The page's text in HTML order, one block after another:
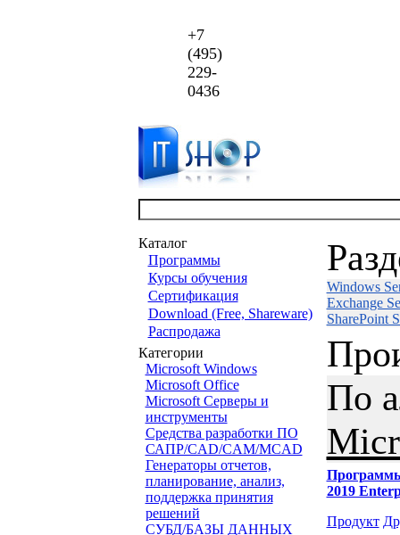
+7
(495)
229-
0436
Каталог
Программы
Курсы обучения
Сертификация
Download (Free, Shareware)
Распродажа
Категории
Microsoft Windows
Microsoft Office
Microsoft Серверы и
инструменты
Средства разработки ПО
САПР/CAD/CAM/MCAD
Генераторы отчетов,
планирование, анализ,
поддержка принятия
решений
СУБД/БАЗЫ ДАННЫХ
Windows
Exchange
SharePoint
По
2019
Продукт